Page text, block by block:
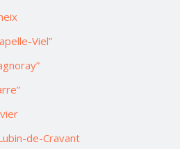
Viel”
de-Cravant